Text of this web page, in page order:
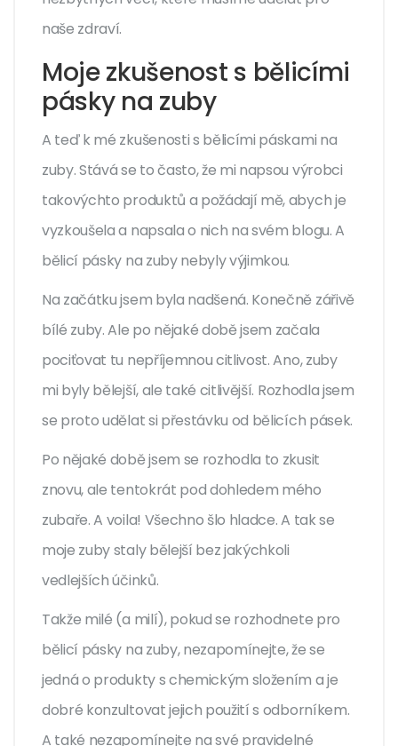
naše zdraví.
Moje zkušenost s bělicími
pásky na zuby
A teď k mé zkušenosti s bělicími páskami na
zuby. Stává se to často, že mi napsou výrobci
takovýchto produktů a požádají mě, abych je
vyzkoušela a napsala o nich na svém blogu. A
bělicí pásky na zuby nebyly výjimkou.
Na začátku jsem byla nadšená. Konečně zářivě
bílé zuby. Ale po nějaké době jsem začala
pociťovat tu nepříjemnou citlivost. Ano, zuby
mi byly bělejší, ale také citlivější. Rozhodla jsem
se proto udělat si přestávku od bělicích pásek.
Po nějaké době jsem se rozhodla to zkusit
znovu, ale tentokrát pod dohledem mého
zubaře. A voila! Všechno šlo hladce. A tak se
moje zuby staly bělejší bez jakýchkoli
vedlejších účinků.
Takže milé (a milí), pokud se rozhodnete pro
bělicí pásky na zuby, nezapomínejte, že se
jedná o produkty s chemickým složením a je
dobré konzultovat jejich použití s odborníkem.
A také nezapomínejte na své pravidelné